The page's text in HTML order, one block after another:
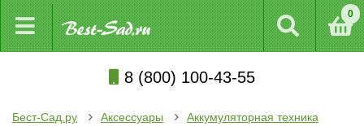
0
8 (800) 100-43-55
Бест-Сад.ру Аксессуары
Аккумуляторная техника